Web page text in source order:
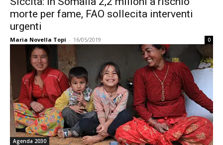
morte per fame, FAO sollecita interventi
urgenti
Maria Novella Topi - 16/05/2019 0
Agenda 2030